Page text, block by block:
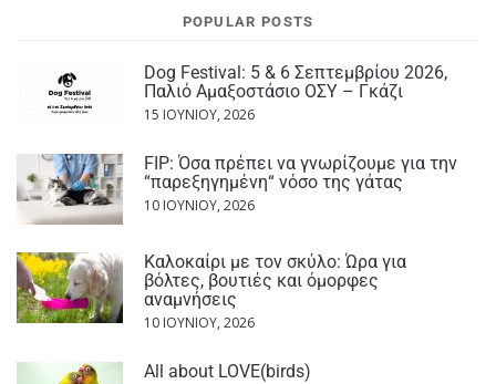
POPULAR POSTS
Dog Festival: 5 & 6 Σεπτεμβρίου 2026,
Παλιό Αμαξοστάσιο ΟΣΥ – Γκάζι
15 ΙΟΥΝΊΟΥ, 2026
FIP: Όσα πρέπει να γνωρίζουμε για την
“παρεξηγημένη“ νόσο της γάτας
10 ΙΟΥΝΊΟΥ, 2026
Καλοκαίρι με τον σκύλο: Ώρα για
βόλτες, βουτιές και όμορφες
αναμνήσεις
10 ΙΟΥΝΊΟΥ, 2026
All about LOVE(birds)